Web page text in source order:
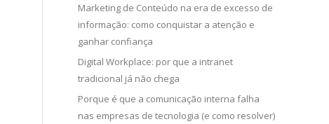
Marketing de Conteúdo na era de excesso de
informação: como conquistar a atenção e
ganhar confiança
Digital Workplace: por que a intranet
tradicional já não chega
Porque é que a comunicação interna falha
nas empresas de tecnologia (e como resolver)